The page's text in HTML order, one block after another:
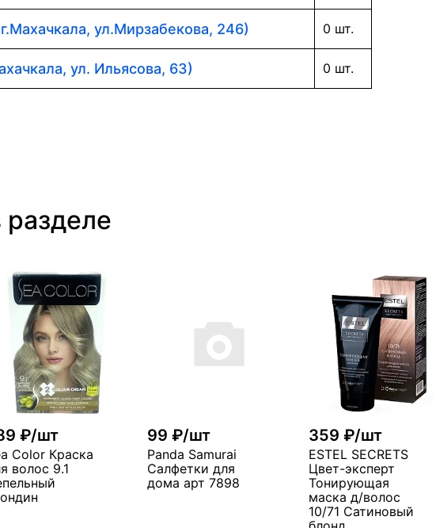
ул.Мирзабекова, 246) 0 шт.
ул. Ильясова, 63) 0 шт.
₽/шт
Color Краска
волос 9.1
99 ₽/шт
Panda Samurai
Салфетки для
дома арт 7898
359 ₽/шт
ESTEL SECRETS
Цвет-эксперт
Тонирующая
маска д/волос
10/71 Сатиновый